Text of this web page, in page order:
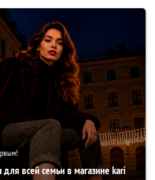
всей семьи в магазине kari